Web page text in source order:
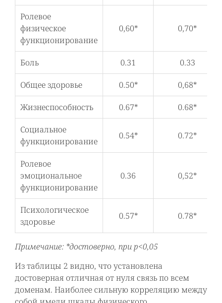
Ролевое
физическое
функционирование
0,60* 0,70*
Боль 0.31 0.33
Общее здоровье 0.50* 0,68*
Жизнеспособность 0.67* 0.68*
Социальное
функционирование
0.54* 0.72*
Ролевое
эмоциональное
функционирование
0.36 0,52*
Психологическое
здоровье
0.57* 0.78*
Примечание: *достоверно, при p<0,05
Из таблицы 2 видно, что установлена
достоверная отличная от нуля связь по всем
доменам. Наиболее сильную корреляцию между